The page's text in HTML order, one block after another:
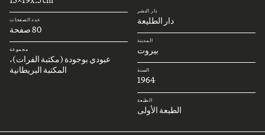
دار النشر
دار الطليعة
المدينة
بيروت
السنة
1964
الطبعة
الطبعة الأولى
عدد الصفحات
80 صفحة
مجموعة
عبودي بوجودة (مكتبة الفرات)،
المكتبة البريطانية